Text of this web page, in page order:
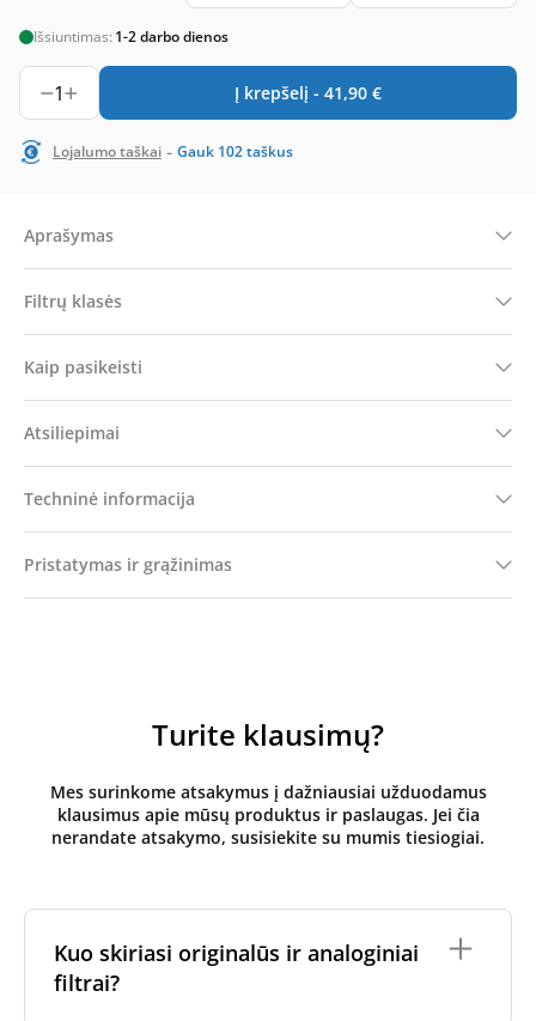
Išsiuntimas: 1-2 darbo dienos
1 Į krepšelį - 41,90 €
Lojalumo taškai - Gauk 102taškus
Aprašymas
Filtrų klasės
Kaip pasikeisti
Atsiliepimai
Techninė informacija
Pristatymas ir grąžinimas
Turite klausimų?
Mes surinkome atsakymus į dažniausiai užduodamus
klausimus apie mūsų produktus ir paslaugas. Jei čia
nerandate atsakymo, susisiekite su mumis tiesiogiai.
Kuo skiriasi originalūs ir analoginiai
filtrai?